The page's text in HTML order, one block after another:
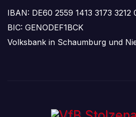
IBAN: DE60 2559 1413 3173 3212
BIC: GENODEF1BCK
Volksbank in Schaumburg und